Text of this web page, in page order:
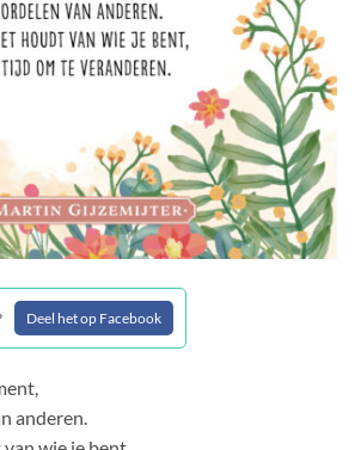
Deel het op Facebook
anderen.